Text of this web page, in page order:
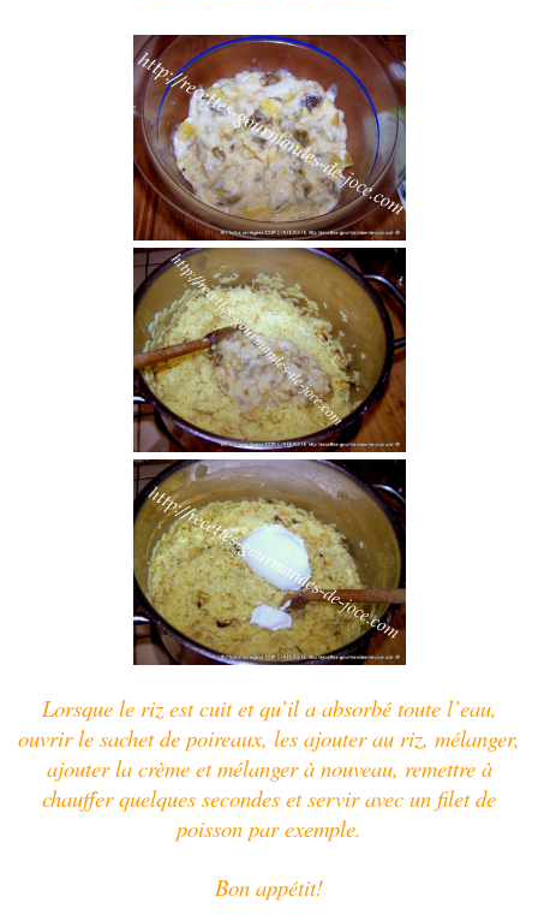
Lorsque le riz est cuit et qu’il a absorbé toute l’eau,
ouvrir le sachet de poireaux, les ajouter au riz, mélanger,
ajouter la crème et mélanger à nouveau, remettre à
chauffer quelques secondes et servir avec un filet de
poisson par exemple.
Bon appétit!